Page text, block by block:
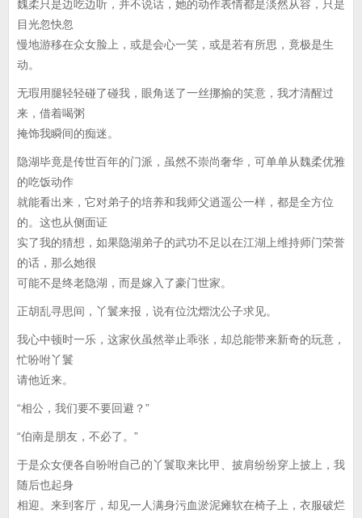
魏柔只是边吃边听，并不说话，她的动作表情都是淡然从容，只是
目光忽快忽
慢地游移在众女脸上，或是会心一笑，或是若有所思，竟极是生
动。
无瑕用腿轻轻碰了碰我，眼角送了一丝挪揄的笑意，我才清醒过
来，借着喝粥
掩饰我瞬间的痴迷。
隐湖毕竟是传世百年的门派，虽然不崇尚奢华，可单单从魏柔优雅
的吃饭动作
就能看出来，它对弟子的培养和我师父逍遥公一样，都是全方位
的。这也从侧面证
实了我的猜想，如果隐湖弟子的武功不足以在江湖上维持师门荣誉
的话，那么她很
可能不是终老隐湖，而是嫁入了豪门世家。
正胡乱寻思间，丫鬟来报，说有位沈熠沈公子求见。
我心中顿时一乐，这家伙虽然举止乖张，却总能带来新奇的玩意，
忙吩咐丫鬟
请他近来。
“相公，我们要不要回避？”
“伯南是朋友，不必了。”
于是众女便各自吩咐自己的丫鬟取来比甲、披肩纷纷穿上披上，我
随后也起身
相迎。来到客厅，却见一人满身污血淤泥瘫软在椅子上，衣服破烂